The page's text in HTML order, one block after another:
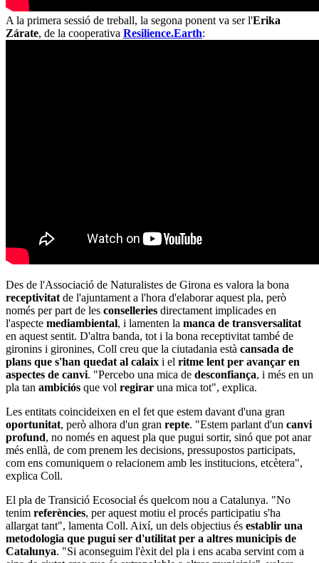
A la primera sessió de treball, la segona ponent va ser l'Erika
Zárate, de la cooperativa Resilience.Earth:
Des de l'Associació de Naturalistes de Girona es valora la bona
receptivitatde l'ajuntament a l'hora d'elaborar aquest pla, però
només per part de les conselleries directament implicades en
l'aspecte mediambiental, i lamenten la manca de transversalitat
en aquest sentit. D'altra banda, tot i la bona receptivitat també de
gironins i gironines, Coll creu que la ciutadania està cansada de
plans que s'han quedat al calaix i el ritme lent per avançar en
aspectes de canvi. "Percebo una mica de desconfiança, i més en un
pla tan ambiciós que vol regirar una mica tot", explica.
Les entitats coincideixen en el fet que estem davant d'una gran
oportunitat, però alhora d'un gran repte. "Estem parlant d'un canvi
profund, no només en aquest pla que pugui sortir, sinó que pot anar
més enllà, de com prenem les decisions, pressupostos participats,
com ens comuniquem o relacionem amb les institucions, etcètera",
explica Coll.
El pla de Transició Ecosocial és quelcom nou a Catalunya. "No
tenim referències, per aquest motiu el procés participatiu s'ha
allargat tant", lamenta Coll. Així, un dels objectius és establir una
metodologia que pugui ser d'utilitat per a altres municipis de
Catalunya. "Si aconseguim l'èxit del pla i ens acaba servint com a